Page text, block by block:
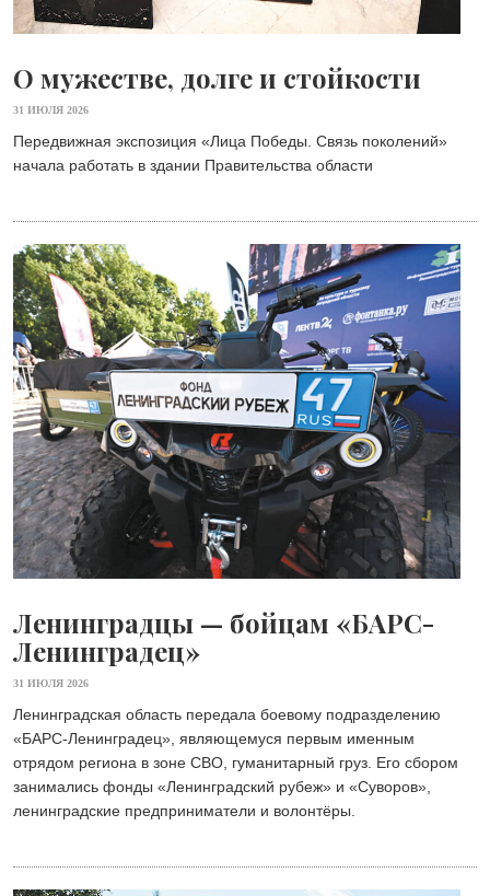
О мужестве, долге и стойкости
31 ИЮЛЯ 2026
Передвижная экспозиция «Лица Победы. Связь поколений»
начала работать в здании Правительства области
Ленинградцы — бойцам «БАРС-
Ленинградец»
31 ИЮЛЯ 2026
Ленинградская область передала боевому подразделению
«БАРС-Ленинградец», являющемуся первым именным
отрядом региона в зоне СВО, гуманитарный груз. Его сбором
занимались фонды «Ленинградский рубеж» и «Суворов»,
ленинградские предприниматели и волонтёры.